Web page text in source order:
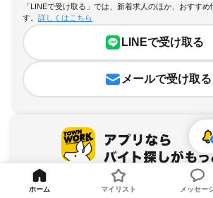
「LINEで受け取る」では、新着求人のほか、おすす
す。 詳しくはこちら
LINEで受け取る
メールで受け取る
アプリを無料ダウンロー
ホーム マイリスト メッセー